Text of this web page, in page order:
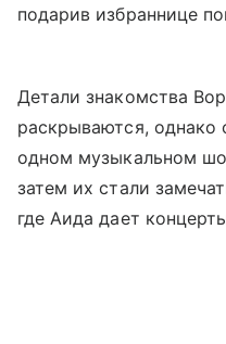
подарив избраннице
Детали знакомства
раскрываются, однако
одном музыкальном
затем их стали
где Аида дает